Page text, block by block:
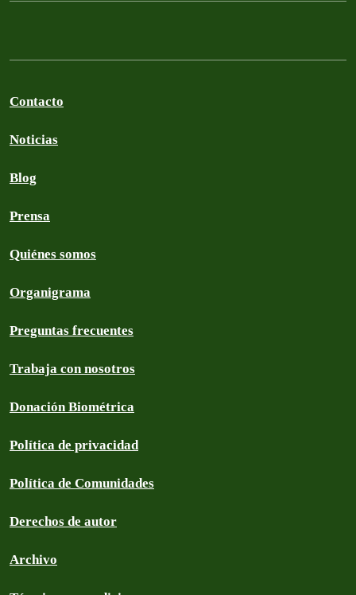
Contacto
Noticias
Blog
Prensa
Quiénes somos
Organigrama
Preguntas frecuentes
Trabaja con nosotros
Donación Biométrica
Política de privacidad
Política de Comunidades
Derechos de autor
Archivo